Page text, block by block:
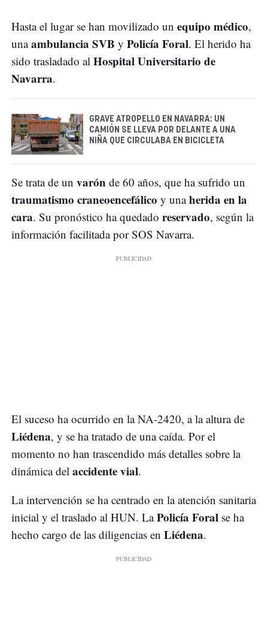
Hasta el lugar se han movilizado un equipo médico,
unaambulancia SVB y Policía Foral. El herido ha
sido trasladado al Hospital Universitario de
Navarra.
GRAVE ATROPELLO EN NAVARRA: UN
CAMIÓN SE LLEVA POR DELANTE A UNA
NIÑA QUE CIRCULABA EN BICICLETA
Se trata de un varón de 60 años, que ha sufrido un
traumatismo craneoencefálico y unaherida en la
cara. Su pronóstico ha quedado reservado, según la
información facilitada por SOS Navarra.
El suceso ha ocurrido en la NA-2420, a la altura de
Liédena, y se ha tratado de una caída. Por el
momento no han trascendido más detalles sobre la
dinámica del accidente vial.
La intervención se ha centrado en la atención sanitaria
inicial y el traslado al HUN. LaPolicía Foral se ha
hecho cargo de las diligencias en Liédena.